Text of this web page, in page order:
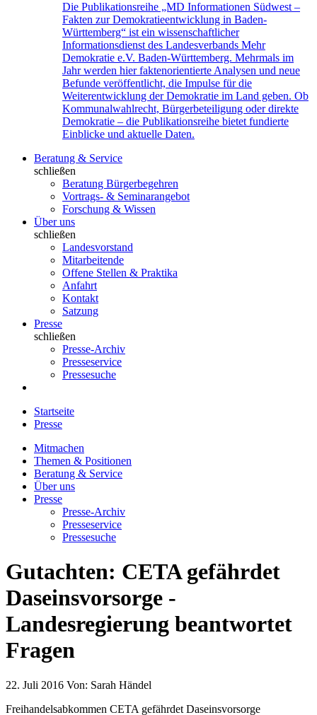
Die Publikationsreihe „MD Informationen Südwest –
Fakten zur Demokratieentwicklung in Baden-
Württemberg“ ist ein wissenschaftlicher
Informationsdienst des Landesverbands Mehr
Demokratie e.V. Baden-Württemberg. Mehrmals im
Jahr werden hier faktenorientierte Analysen und neue
Befunde veröffentlicht, die Impulse für die
Weiterentwicklung der Demokratie im Land geben. Ob
Kommunalwahlrecht, Bürgerbeteiligung oder direkte
Demokratie – die Publikationsreihe bietet fundierte
Einblicke und aktuelle Daten.
Beratung & Service
schließen
Beratung Bürgerbegehren
Vortrags- & Seminarangebot
Forschung & Wissen
Über uns
schließen
Landesvorstand
Mitarbeitende
Offene Stellen & Praktika
Anfahrt
Kontakt
Satzung
Presse
schließen
Presse-Archiv
Presseservice
Pressesuche
Startseite
Presse
Mitmachen
Themen & Positionen
Beratung & Service
Über uns
Presse
Presse-Archiv
Presseservice
Pressesuche
Gutachten: CETA gefährdet
Daseinsvorsorge -
Landesregierung beantwortet
Fragen
22. Juli 2016 Von: Sarah Händel
Freihandelsabkommen CETA gefährdet Daseinsvorsorge